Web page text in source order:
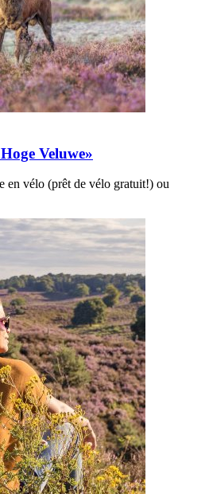
Veluwe»
en vélo (prêt de vélo gratuit!) ou